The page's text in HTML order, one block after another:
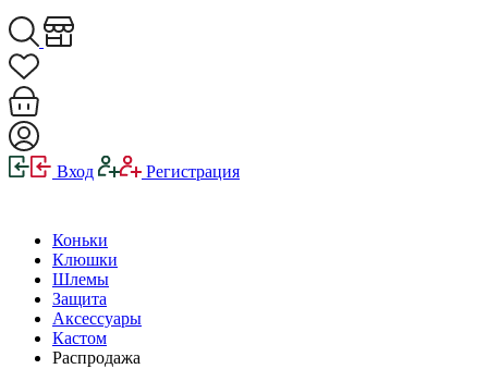
Вход Регистрация
Коньки
Клюшки
Шлемы
Защита
Аксессуары
Кастом
Распродажа